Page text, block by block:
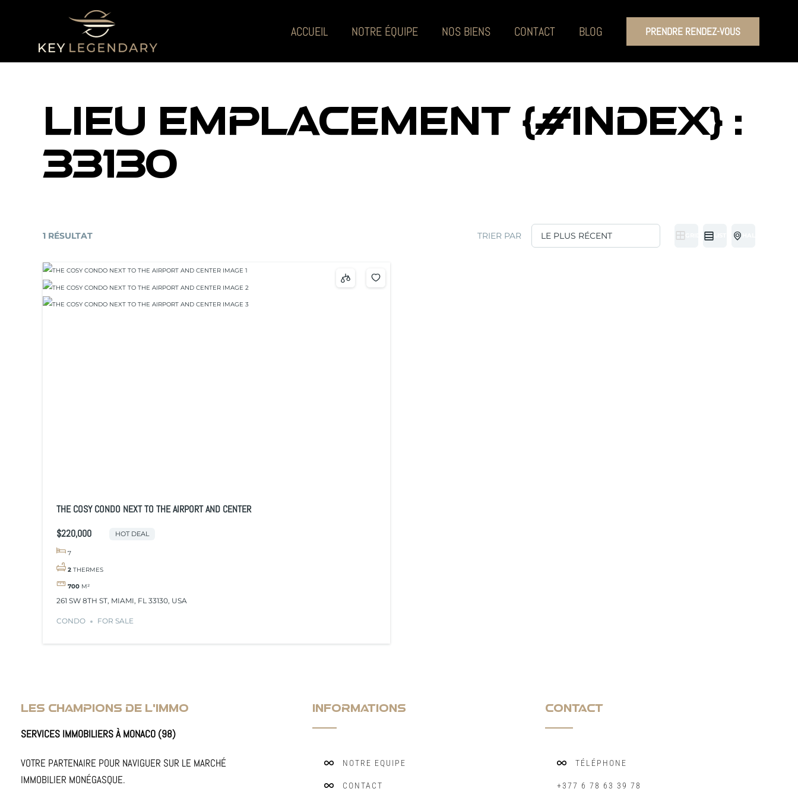
ACCUEIL NOTRE ÉQUIPE NOS BIENS CONTACT BLOG PRENDRE RENDEZ-VOUS
LIEU EMPLACEMENT {#INDEX} :
33130
1 RÉSULTAT TRIER PAR
THE COSY CONDO NEXT TO THE AIRPORT AND CENTER
$220,000
HOT DEAL
7
2 THERMES
700 M²
261 SW 8TH ST, MIAMI, FL 33130, USA
CONDO FOR SALE
LES CHAMPIONS DE L'IMMO
SERVICES IMMOBILIERS À MONACO (98)
VOTRE PARTENAIRE POUR NAVIGUER SUR LE MARCHÉ
IMMOBILIER MONÉGASQUE.
INFORMATIONS
NOTRE EQUIPE
CONTACT
CONTACT
TÉLÉPHONE
+377 6 78 63 39 78